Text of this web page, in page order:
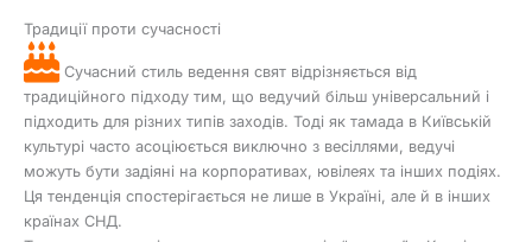
Традиції проти сучасності
Сучасний стиль ведення свят відрізняється від
традиційного підходу тим, що ведучий більш універсальний і
підходить для різних типів заходів. Тоді як тамада в Київській
культурі часто асоціюється виключно з весіллями, ведучі
можуть бути задіяні на корпоративах, ювілеях та інших подіях.
Ця тенденція спостерігається не лише в Україні, але й в інших
країнах СНД.